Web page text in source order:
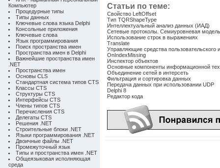
Компьютер
Процедурные типы
Типы данных
Ключевые слова языка Delphi
Консольные приложения
Ключевые слова
Язык программирования
Поиск пространства имен
Пространства имен в Delphi
Важнейшие пространства имен
.NET
Пространства имен
Основы CLS
Стандартная система типов CTS
Классы CTS
Структуры CTS
Интерфейсы CTS
Члены типов CTS
Перечисления CTS
Делегаты CTS
Решения .NET
Строительные блоки .NET
Языки программирования .NET
Двоичные файлы .NET
Промежуточный язык
Типы и пространства имен .NET
Общеязыковая исполняющая
среда
Статьи по теме:
Свойство LeftOffset
Тип TQRShapeType
Интеллектуальный анализ данных (ИАД)
Сетевые протоколы. Семиуровневая
Использование строк в выражениях
Translate
Управляющие средства пользовательского
OnIndexMissing
Инспектор объектов
Основные компоненты информационной
Объединение сетей в интерсеть
Фильтрация и сортировка данных
Передача данных при использовании UDP
Delphi 8
Редактор кода